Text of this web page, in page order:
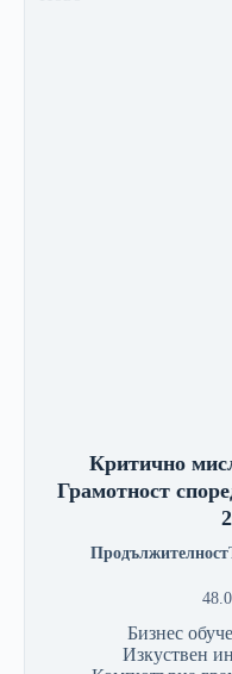
Критично
Грамотност
Продължителност
Бизнес
Изкуствен